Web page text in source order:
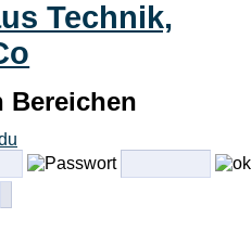
Technik,
Bereichen